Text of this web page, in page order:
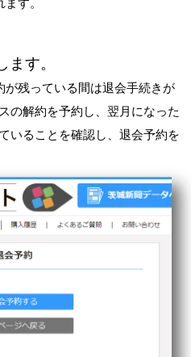
す。
残っている間は退会手続きが
の解約を予約し、翌月になった
いることを確認し、退会予約を